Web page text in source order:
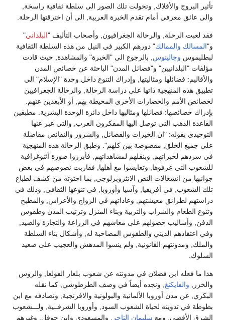
تأثير البروج والأفلاك, وتحولت تلك الصور الى سلطة ثقافية راسخة,
والى عائق معرفي أمام تقدم الخبرة العربية, الى أن اخترقتها الرحلة.
فقد لعبت الرحلة, والرحالة الجغرافيون, وأصحاب التأليف "البلداني"
و"المسالك والممالك" دورهم الكبير في النيل من هذه السلطة الثقافية
لبطليموس وجالينوس, بالرجوع الى "الخبرة" والمشاهدة, حيث قادت
مؤلفات "البلدانيين" و"فضائل المدن" الباحثة عن خصائص المدن
والأقاليم: فضائلها ومثاليتها, وإدراك التنوع داخل وحدة "الإسلام" الى
تطبيق هذه المنهجية ذاتها على دراسة الرحالة, والرحالة الجغرافيين
لخصائص الأمم والحضارات الأخرى المحيطة بهم, أو الأبعدين عنهم.
بإدراك خصائصها: فضائلها ومثالبها داخل دائرة الوحدة البشرية. مطبقين
القاعدة الذهب التي توصل اليها المفكرون العرب, والتي عبر عنها
التوحيدي بقوله: "ان الخيرات والفضائل, والشرور والنقائض مفاضلة
على جميع الخلق, مفضوضة بين كلهم". وطبق الرحالة هذه المنهجية
في سردهم لخبراتهم, وبنقلهم لمشاهداتهم, فأبرزوا صورة أثنوغرافية
للشعوب التي عرفوها, وتعايشوا مع أهلها, فقاربت نصوصهم في بعض
جوانبها من انشغالات النص الانثروبرلوجي, بما احتوته من كشف لطباع
تلك الشعوب, في أفريقيا, وآسيا وأوروبا, في تنوعها الثقافي, وذلك في
دراستهم لطرائق معيشتهم, وعاداتهم في الزواج والأعراس, والمطبخ
وتنوع الطعام والشراب والتربية وبناء المنزل وترتيب المدن وطقوس
الدفن, وأساليب حصولهم على معاشهم في الزراعة والتجارة والصيد,
وفي اعتقادهم الديني والطقوس المصاحبة له, وأشكال بناء السلطة
والملك, ومدونتهم القانونية, ولم ينسوا المدهش والعجيب على صعيد
السلوك.
هذا ما فعله ابن فضلان في مدونته عن شعوب بلغار الفولغا, والروس
والخزر, والفايكنغ, ونجده أيضاً في وصف الطرطوشي, كما نقله
البكري, عن مدن أوروبا الألمانية والبولونية والافرنجية, ونصادفه مع ابن
بطوطة في تدوينه لحياة الشعوب السود, وأوروبا الشرقــية, ولـــشعوب
الشرق الأقصى, ومع سليمان التاجر , والمسعودي وابن حوقل, وغيرهم